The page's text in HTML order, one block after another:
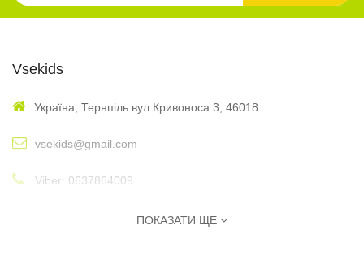
Vsekids
Україна, Тернпіль вул.Кривоноса 3, 46018.
vsekids@gmail.com
Viber: 0637864009
: 10:00 - 17:00ПОКАЗАТИ ЩЕ